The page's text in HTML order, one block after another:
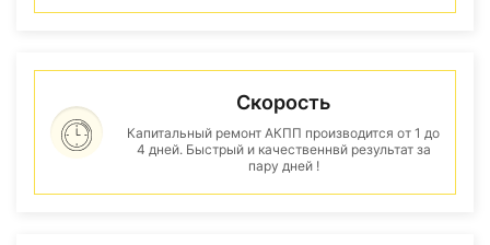
Скорость
Капитальный ремонт АКПП производится от 1 до
4 дней. Быстрый и качественнвй результат за
пару дней !